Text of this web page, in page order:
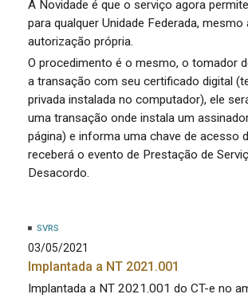
A Novidade é que o serviço agora
para qualquer Unidade Federada, mesmo
autorização própria.
O procedimento é o mesmo, o tomador
a transação com seu certificado digital
privada instalada no computador), ele
uma transação onde instala um
página) e informa uma chave de acesso
receberá o evento de Prestação de
Desacordo.
SVRS
03/05/2021
Implantada a NT 2021.001
Implantada a NT 2021.001 do CT-e no